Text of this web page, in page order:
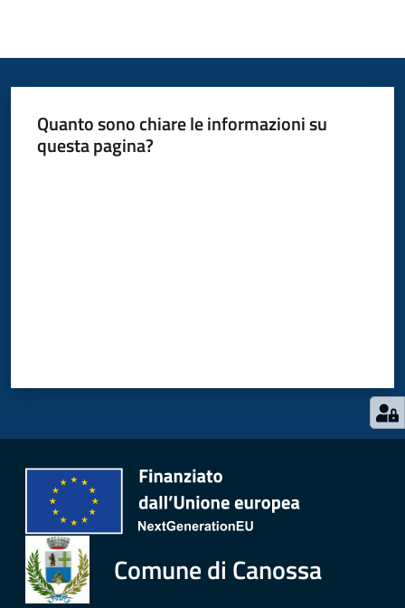
Quanto sono chiare le informazioni su
questa pagina?
Comune di Canossa